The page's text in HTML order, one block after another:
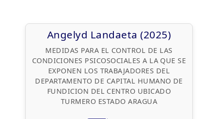
Administración de Personal
Administración de Empresas
Higiene y Seguridad Industrial
Sistemas de Mantenimiento
Gestión de Riesgos
Gestión Tributaria
Marketing Digital
Gerencia de Talento Humano
Seguridad Higiene y Ambiente
Inglés
Locución y Oratoria
Trabajo Especial de Grado
Contactos
Acerca de
Biblioteca Digital
Angelyd Landaeta (2025)
MEDIDAS PARA EL CONTROL DE LAS
CONDICIONES PSICOSOCIALES A LA QUE SE
EXPONEN LOS TRABAJADORES DEL
DEPARTAMENTO DE CAPITAL HUMANO DE
FUNDICION DEL CENTRO UBICADO
TURMERO ESTADO ARAGUA